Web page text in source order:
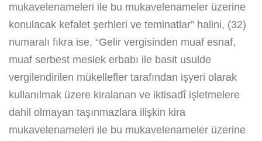
mukavelenameleri ile bu mukavelenameler üzerine
konulacak kefalet şerhleri ve teminatlar” halini, (32)
numaralı fıkra ise, “Gelir vergisinden muaf esnaf,
muaf serbest meslek erbabı ile basit usulde
vergilendirilen mükellefler tarafından işyeri olarak
kullanılmak üzere kiralanan ve iktisadî işletmelere
dahil olmayan taşınmazlara ilişkin kira
mukavelenameleri ile bu mukavelenameler üzerine